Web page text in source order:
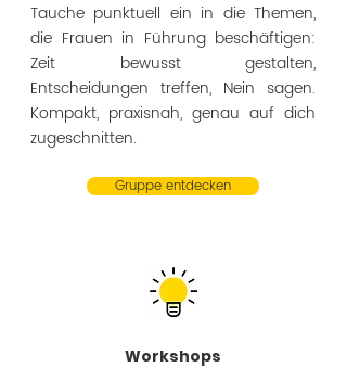
Tauche punktuell ein in die Themen,
die Frauen in Führung beschäftigen:
Zeit bewusst gestalten,
Entscheidungen treffen, Nein sagen.
Kompakt, praxisnah, genau auf dich
zugeschnitten.
Gruppe entdecken
Workshops